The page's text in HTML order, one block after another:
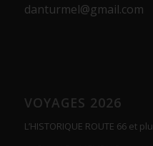
danturmel@gmail.com
VOYAGES 2026
L’HISTORIQUE ROUTE 66 et